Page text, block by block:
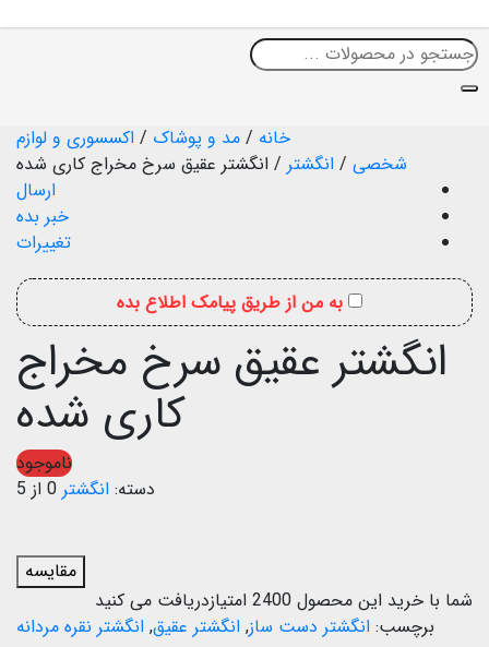
خانه / مد و پوشاک / اکسسوری و لوازم
شخصی / انگشتر / انگشتر عقیق سرخ مخراج کاری شده
ارسال
خبر بده
تغییرات
به من از طریق پیامک اطلاع بده
انگشتر عقیق سرخ مخراج
کاری شده
ناموجود
دسته: انگشتر 0 از 5
مقایسه
شما با خرید این محصول 2400 امتیازدریافت می کنید
برچسب: انگشتر دست ساز, انگشتر عقیق, انگشتر نقره مردانه